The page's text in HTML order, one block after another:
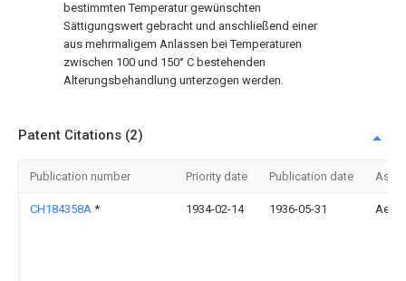
bestimmten Temperatur gewünschten
Sättigungswert gebracht und anschließend einer
aus mehrmaligem Anlassen bei Temperaturen
zwischen 100 und 150° C bestehenden
Alterungsbehandlung unterzogen werden.
Patent Citations (2)
Publication number Priority date Publication date
CH184358A * 1934-02-14 1936-05-31 Aeg